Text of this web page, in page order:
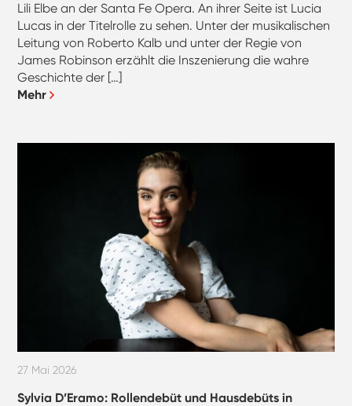
Lili Elbe an der Santa Fe Opera. An ihrer Seite ist Lucia
Lucas in der Titelrolle zu sehen. Unter der musikalischen
Leitung von Roberto Kalb und unter der Regie von
James Robinson erzählt die Inszenierung die wahre
Geschichte der […]
Mehr
27 Mai 2026
Sylvia D’Eramo: Rollendebüt und Hausdebüts in